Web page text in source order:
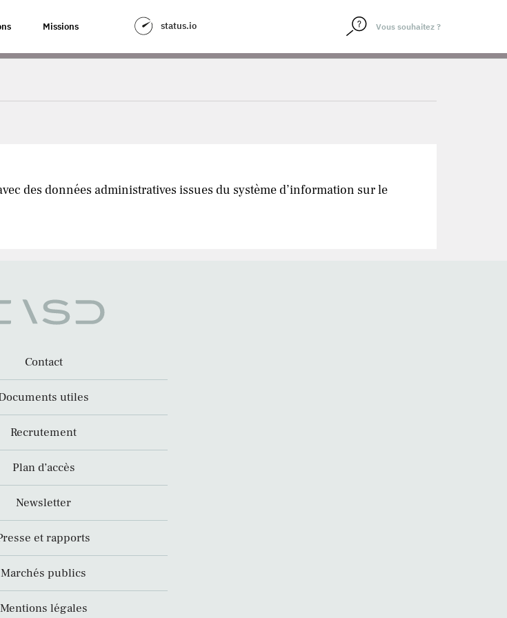
Missions status.io
des données administratives issues du système d’information sur le
Contact
utiles
Recrutement
Plan d’accès
Newsletter
et rapports
Marchés publics
Mentions légales